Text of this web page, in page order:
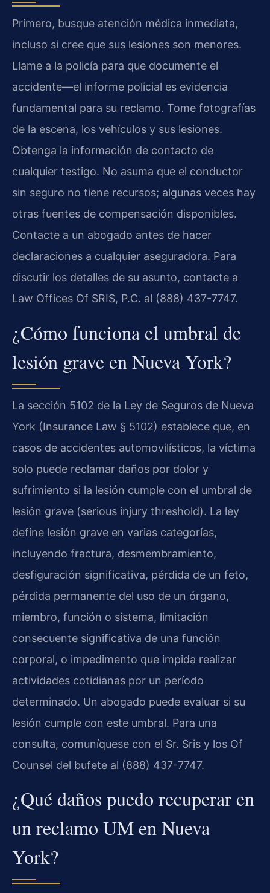
Primero, busque atención médica inmediata,
incluso si cree que sus lesiones son menores.
Llame a la policía para que documente el
accidente—el informe policial es evidencia
fundamental para su reclamo. Tome fotografías
de la escena, los vehículos y sus lesiones.
Obtenga la información de contacto de
cualquier testigo. No asuma que el conductor
sin seguro no tiene recursos; algunas veces hay
otras fuentes de compensación disponibles.
Contacte a un abogado antes de hacer
declaraciones a cualquier aseguradora. Para
discutir los detalles de su asunto, contacte a
Law Offices Of SRIS, P.C. al (888) 437-7747.
¿Cómo funciona el umbral de
lesión grave en Nueva York?
La sección 5102 de la Ley de Seguros de Nueva
York (Insurance Law § 5102) establece que, en
casos de accidentes automovilísticos, la víctima
solo puede reclamar daños por dolor y
sufrimiento si la lesión cumple con el umbral de
lesión grave (serious injury threshold). La ley
define lesión grave en varias categorías,
incluyendo fractura, desmembramiento,
desfiguración significativa, pérdida de un feto,
pérdida permanente del uso de un órgano,
miembro, función o sistema, limitación
consecuente significativa de una función
corporal, o impedimento que impida realizar
actividades cotidianas por un período
determinado. Un abogado puede evaluar si su
lesión cumple con este umbral. Para una
consulta, comuníquese con el Sr. Sris y los Of
Counsel del bufete al (888) 437-7747.
¿Qué daños puedo recuperar en
un reclamo UM en Nueva
York?